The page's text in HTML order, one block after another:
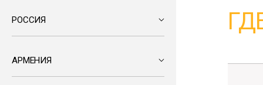
РОССИЯ
АРМЕНИЯ